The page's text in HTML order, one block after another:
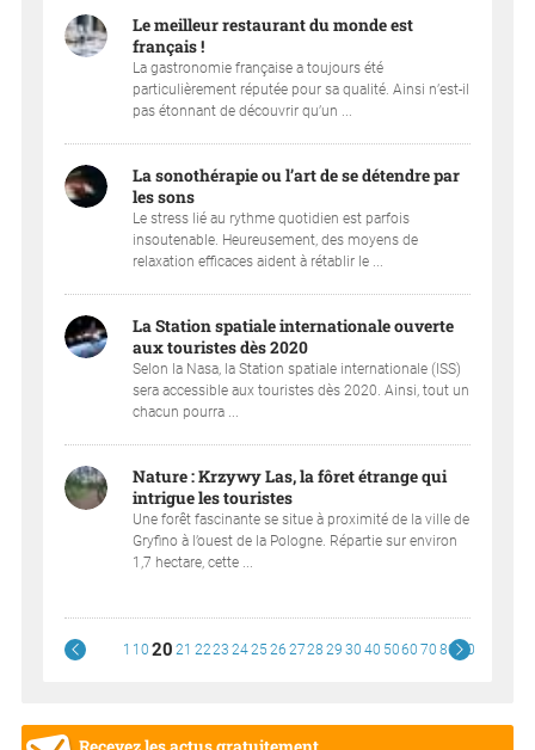
Le meilleur restaurant du monde est
français !
La gastronomie française a toujours été
particulièrement réputée pour sa qualité. Ainsi n’est-il
pas étonnant de découvrir qu’un ...
La sonothérapie ou l’art de se détendre par
les sons
Le stress lié au rythme quotidien est parfois
insoutenable. Heureusement, des moyens de
relaxation efficaces aident à rétablir le ...
La Station spatiale internationale ouverte
aux touristes dès 2020
Selon la Nasa, la Station spatiale internationale (ISS)
sera accessible aux touristes dès 2020. Ainsi, tout un
chacun pourra ...
Nature : Krzywy Las, la fôret étrange qui
intrigue les touristes
Une forêt fascinante se situe à proximité de la ville de
Gryfino à l’ouest de la Pologne. Répartie sur environ
1,7 hectare, cette ...
1 10 20 21 2223 2425 26 2728 29 30 40 5060 70 8090